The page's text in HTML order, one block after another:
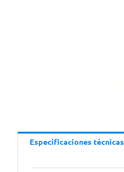
Especificaciones técnicas